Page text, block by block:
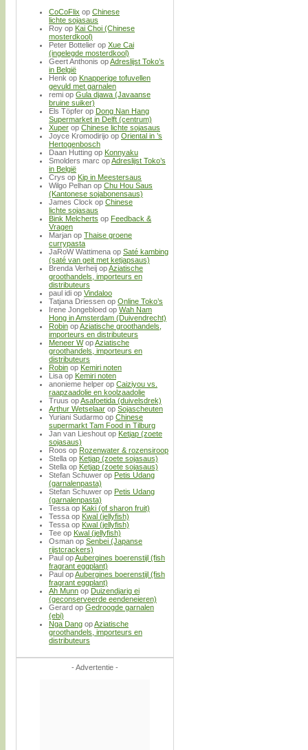
CoCoFlix op Chinese
lichte sojasaus
Roy op Kai Choi (Chinese
mosterdkool)
Peter Bottelier op Xue Cai
(ingelegde mosterdkool)
Geert Anthonis opAdreslijst Toko’s
in België
Henk op Knapperige tofuvellen
gevuld met garnalen
remi op Gula djawa (Javaanse
bruine suiker)
Els Töpfer op Dong Nan Hang
Supermarket in Delft (centrum)
Xuper op Chinese lichte sojasaus
Joyce Kromodirijo op Oriental in ’s
Hertogenbosch
Daan Hutting op Konnyaku
Smolders marc opAdreslijst Toko’s
in België
Crys op Kip in Meestersaus
Wilgo Pelhan op Chu Hou Saus
(Kantonese sojabonensaus)
James Clock op Chinese
lichte sojasaus
Bink Melcherts op Feedback &
Vragen
Marjan op Thaise groene
currypasta
JaRoW Wattimena op Saté kambing
(saté van geit met ketjapsaus)
Brenda Verheij opAziatische
groothandels, importeurs en
distributeurs
paul idi op Vindaloo
Tatjana Driessen op Online Toko’s
Irene Jongebloed op Wah Nam
Hong in Amsterdam (Duivendrecht)
Robin opAziatische groothandels,
importeurs en distributeurs
Meneer WopAziatische
groothandels, importeurs en
distributeurs
Robin op Kemiri noten
Lisa op Kemiri noten
anonieme helper op Caiziyou vs.
raapzaadolie en koolzaadolie
Truus opAsafoetida (duivelsdrek)
Arthur Wetselaar op Sojascheuten
Yuriani Sudarmo op Chinese
supermarkt Tam Food in Tilburg
Jan van Lieshout op Ketjap (zoete
sojasaus)
Roos op Rozenwater & rozensiroop
Stella op Ketjap (zoete sojasaus)
Stella op Ketjap (zoete sojasaus)
Stefan Schuwer op Petis Udang
(garnalenpasta)
Stefan Schuwer op Petis Udang
(garnalenpasta)
Tessa op Kaki (of sharon fruit)
Tessa op Kwal (jellyfish)
Tessa op Kwal (jellyfish)
Tee op Kwal (jellyfish)
Osman op Senbei (Japanse
rijstcrackers)
Paul opAubergines boerenstijl (fish
fragrant eggplant)
Paul opAubergines boerenstijl (fish
fragrant eggplant)
Ah Munn op Duizendjarig ei
(geconserveerde eendeneieren)
Gerard op Gedroogde garnalen
(ebi)
Nga Dang opAziatische
groothandels, importeurs en
distributeurs
- Advertentie -